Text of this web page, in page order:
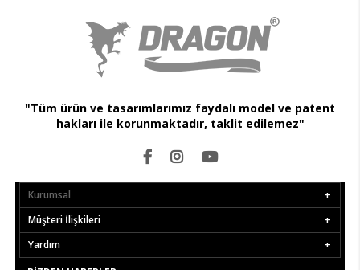
"Tüm ürün ve tasarımlarımız faydalı model ve patent
hakları ile korunmaktadır, taklit edilemez"
Kurumsal
Müşteri İlişkileri
Yardım